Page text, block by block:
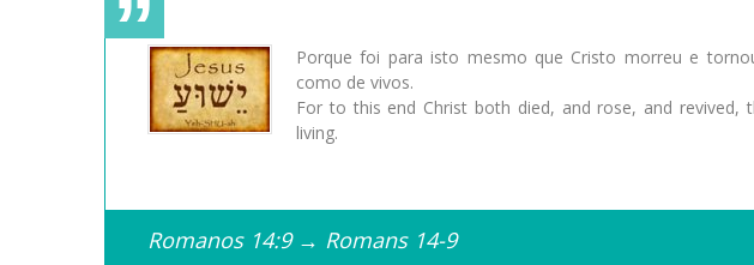
Porque foi para isto mesmo que Cristo morreu e
como de vivos.
For to this end Christ both died, and rose, and
living.
Romanos 14:9 → Romans 14-9